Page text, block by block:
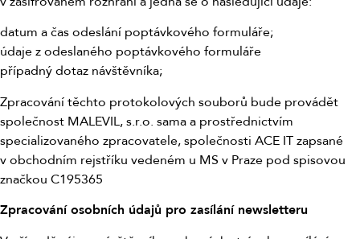
datum a čas odeslání poptávkového formuláře;
údaje z odeslaného poptávkového formuláře
případný dotaz návštěvníka;
Zpracování těchto protokolových souborů bude provádět
společnost MALEVIL, s.r.o. sama a prostřednictvím
specializovaného zpracovatele, společnosti ACE IT zapsané
v obchodním rejstříku vedeném u MS v Praze pod spisovou
značkou C195365
Zpracování osobních údajů pro zasílání newsletteru